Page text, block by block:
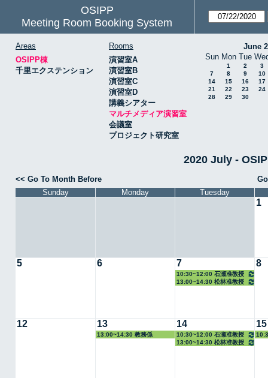
OSIPP
Meeting Room Booking System
Areas
OSIPP棟
千里エクステンション
Rooms
演習室A
演習室B
演習室C
演習室D
講義シアター
マルチメディア演習室
会議室
プロジェクト研究室
June
Sun Mon Tue
1 2
3
7
8 9
10
14
15 16
17
21
22 23
24
28
29 30
2020 July -
<< Go To Month Before
Sunday
Monday Tuesday
1
5 6 7
10:30~12:00 石瀬准教授
13:00~14:30 松林准教授
8
12 13
13:00~14:30 教務係
14
10:30~12:00 石瀬准教授
13:00~14:30 松林准教授
15